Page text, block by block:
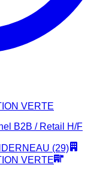
VERTE
B2B / Retail H/F
(29)
VERTE